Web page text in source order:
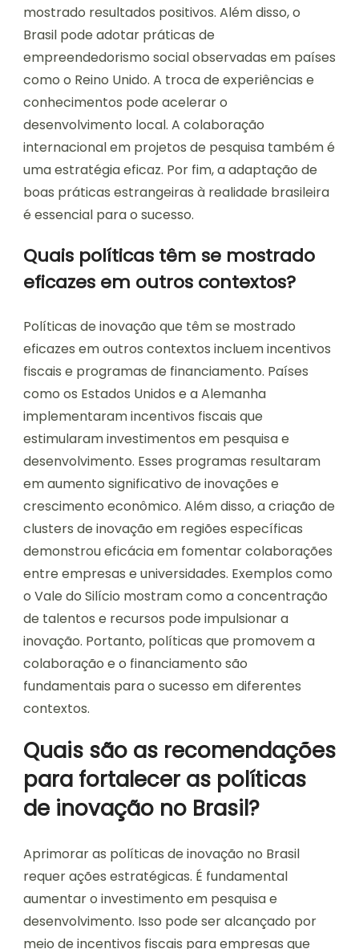
mostrado resultados positivos. Além disso, o
Brasil pode adotar práticas de
empreendedorismo social observadas em países
como o Reino Unido. A troca de experiências e
conhecimentos pode acelerar o
desenvolvimento local. A colaboração
internacional em projetos de pesquisa também é
uma estratégia eficaz. Por fim, a adaptação de
boas práticas estrangeiras à realidade brasileira
é essencial para o sucesso.
Quais políticas têm se mostrado
eficazes em outros contextos?
Políticas de inovação que têm se mostrado
eficazes em outros contextos incluem incentivos
fiscais e programas de financiamento. Países
como os Estados Unidos e a Alemanha
implementaram incentivos fiscais que
estimularam investimentos em pesquisa e
desenvolvimento. Esses programas resultaram
em aumento significativo de inovações e
crescimento econômico. Além disso, a criação de
clusters de inovação em regiões específicas
demonstrou eficácia em fomentar colaborações
entre empresas e universidades. Exemplos como
o Vale do Silício mostram como a concentração
de talentos e recursos pode impulsionar a
inovação. Portanto, políticas que promovem a
colaboração e o financiamento são
fundamentais para o sucesso em diferentes
contextos.
Quais são as recomendações
para fortalecer as políticas
de inovação no Brasil?
Aprimorar as políticas de inovação no Brasil
requer ações estratégicas. É fundamental
aumentar o investimento em pesquisa e
desenvolvimento. Isso pode ser alcançado por
meio de incentivos fiscais para empresas que